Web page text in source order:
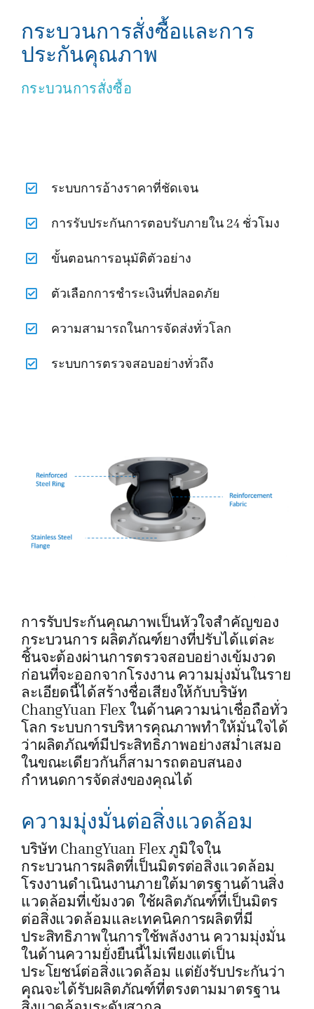
กระบวนการสั่งซื้อและการ
ประกันคุณภาพ
กระบวนการสั่งซื้อ
ระบบการอ้างราคาที่ชัดเจน
การรับประกันการตอบรับภายใน 24 ชั่วโมง
ขั้นตอนการอนุมัติตัวอย่าง
ตัวเลือกการชำระเงินที่ปลอดภัย
ความสามารถในการจัดส่งทั่วโลก
ระบบการตรวจสอบอย่างทั่วถึง
การรับประกันคุณภาพเป็นหัวใจสำคัญของ
กระบวนการ ผลิตภัณฑ์ยางที่ปรับได้แต่ละ
ชิ้นจะต้องผ่านการตรวจสอบอย่างเข้มงวด
ก่อนที่จะออกจากโรงงาน ความมุ่งมั่นในราย
ละเอียดนี้ได้สร้างชื่อเสียงให้กับบริษัท
ChangYuan Flex ในด้านความน่าเชื่อถือทั่ว
โลก ระบบการบริหารคุณภาพทำให้มั่นใจได้
ว่าผลิตภัณฑ์มีประสิทธิภาพอย่างสม่ำเสมอ
ในขณะเดียวกันก็สามารถตอบสนอง
กำหนดการจัดส่งของคุณได้
ความมุ่งมั่นต่อสิ่งแวดล้อม
บริษัท ChangYuan Flex ภูมิใจใน
กระบวนการผลิตที่เป็นมิตรต่อสิ่งแวดล้อม
โรงงานดำเนินงานภายใต้มาตรฐานด้านสิ่ง
แวดล้อมที่เข้มงวด ใช้ผลิตภัณฑ์ที่เป็นมิตร
ต่อสิ่งแวดล้อมและเทคนิคการผลิตที่มี
ประสิทธิภาพในการใช้พลังงาน ความมุ่งมั่น
ในด้านความยั่งยืนนี้ไม่เพียงแต่เป็น
ประโยชน์ต่อสิ่งแวดล้อม แต่ยังรับประกันว่า
คุณจะได้รับผลิตภัณฑ์ที่ตรงตามมาตรฐาน